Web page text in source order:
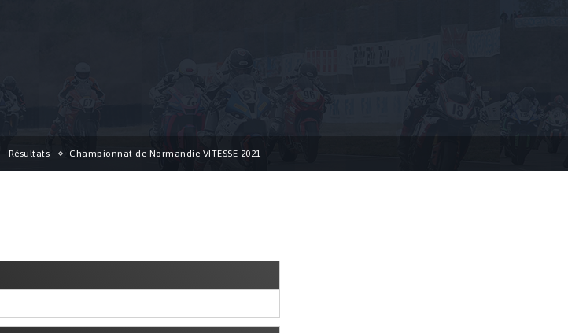
Résultats Championnat de Normandie VITESSE 2021